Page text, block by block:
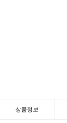
상품정보